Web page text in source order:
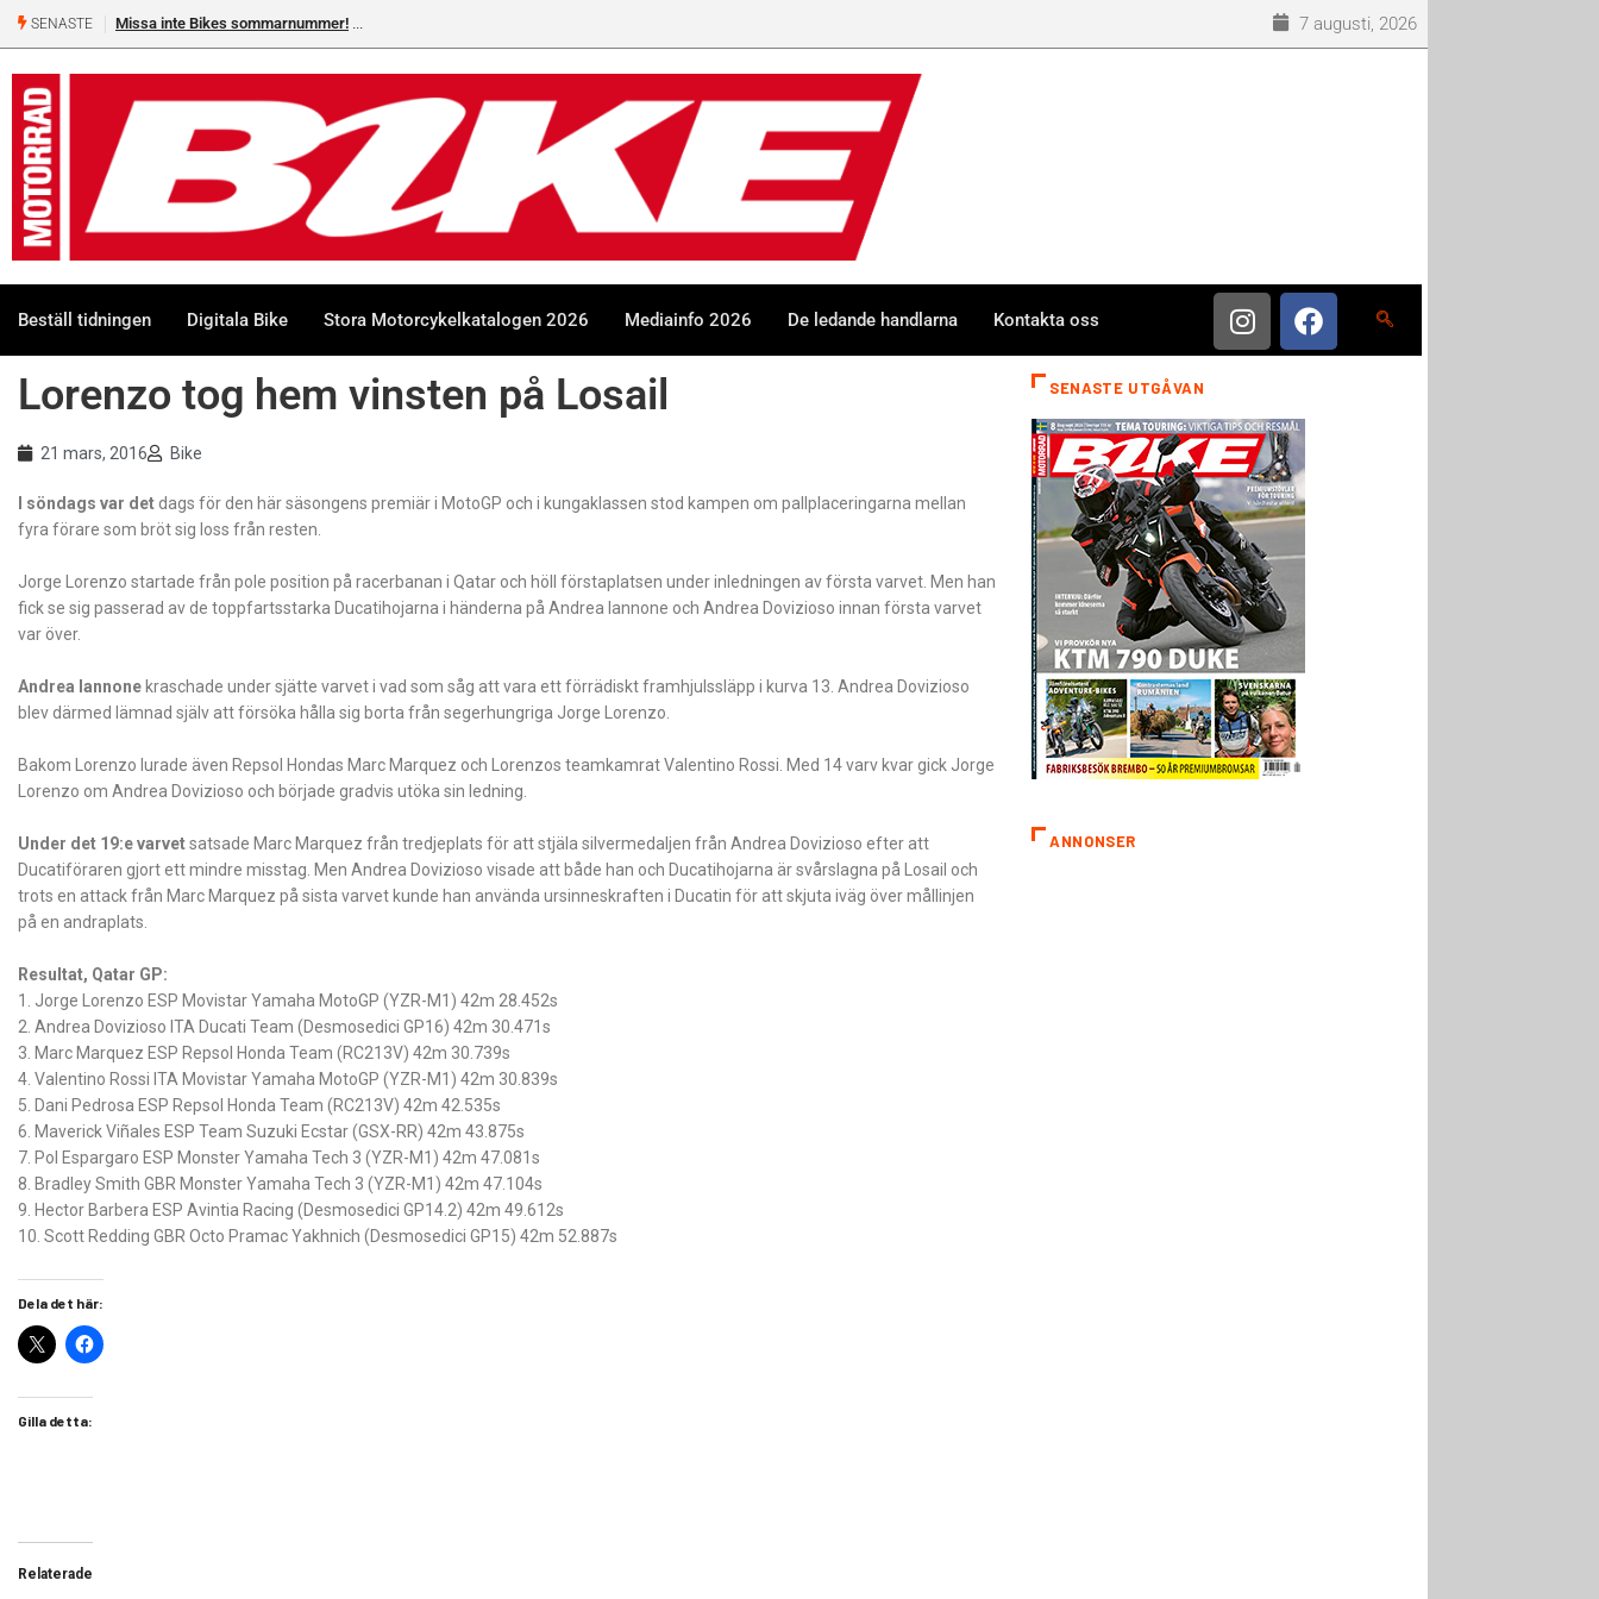
SENASTE Missa inte Bikes sommarnummer! 7 augusti, 2026
Beställ tidningen Digitala Bike Stora Motorcykelkatalogen 2026 Mediainfo 2026 De ledande handlarna Kontakta oss
Lorenzo tog hem vinsten på Losail
21 mars, 2016 Bike
I söndags var det dags för den här säsongens premiär i MotoGP och i kungaklassen stod kampen om pallplaceringarna mellan
fyra förare som bröt sig loss från resten.
Jorge Lorenzo startade från pole position på racerbanan i Qatar och höll förstaplatsen under inledningen av första varvet. Men han
fick se sig passerad av de toppfartsstarka Ducatihojarna i händerna på Andrea Iannone och Andrea Dovizioso innan första varvet
var över.
Andrea Iannonekraschade under sjätte varvet i vad som såg att vara ett förrädiskt framhjulssläpp i kurva 13. Andrea Dovizioso
blev därmed lämnad själv att försöka hålla sig borta från segerhungriga Jorge Lorenzo.
Bakom Lorenzo lurade även Repsol Hondas Marc Marquez och Lorenzos teamkamrat Valentino Rossi. Med 14 varv kvar gick Jorge
Lorenzo om Andrea Dovizioso och började gradvis utöka sin ledning.
Under det 19:e varvetsatsade Marc Marquez från tredjeplats för att stjäla silvermedaljen från Andrea Dovizioso efter att
Ducatiföraren gjort ett mindre misstag. Men Andrea Dovizioso visade att både han och Ducatihojarna är svårslagna på Losail och
trots en attack från Marc Marquez på sista varvet kunde han använda ursinneskraften i Ducatin för att skjuta iväg över mållinjen
på en andraplats.
Resultat, Qatar GP:
1. Jorge Lorenzo ESP Movistar Yamaha MotoGP (YZR-M1) 42m 28.452s
2. Andrea Dovizioso ITA Ducati Team (Desmosedici GP16) 42m 30.471s
3. Marc Marquez ESP Repsol Honda Team (RC213V) 42m 30.739s
4. Valentino Rossi ITA Movistar Yamaha MotoGP (YZR-M1) 42m 30.839s
5. Dani Pedrosa ESP Repsol Honda Team (RC213V) 42m 42.535s
6. Maverick Viñales ESP Team Suzuki Ecstar (GSX-RR) 42m 43.875s
7. Pol Espargaro ESP Monster Yamaha Tech 3 (YZR-M1) 42m 47.081s
8. Bradley Smith GBR Monster Yamaha Tech 3 (YZR-M1) 42m 47.104s
9. Hector Barbera ESP Avintia Racing (Desmosedici GP14.2) 42m 49.612s
10. Scott Redding GBR Octo Pramac Yakhnich (Desmosedici GP15) 42m 52.887s
Dela det här:
Gilla detta:
Relaterade
SENASTE UTGÅVAN
ANNONSER